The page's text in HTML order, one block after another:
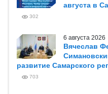
августа в
302
6 августа 2026
Вячеслав
развитие Самарского
703